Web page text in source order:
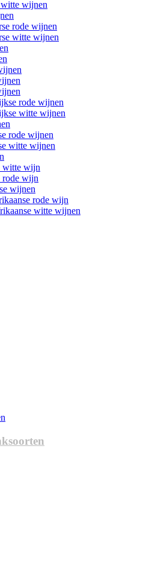
wijnen
rode wijnen
witte wijnen
rode wijnen
witte wijnen
rode wijnen
witte wijnen
witte wijn
rode wijn
wijnen
rode wijn
witte wijnen